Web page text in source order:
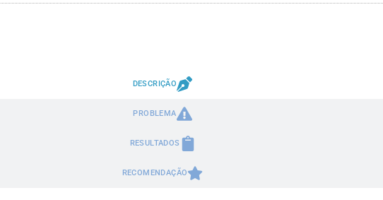
DESCRIÇÃO
PROBLEMA
RESULTADOS
RECOMENDAÇÃO